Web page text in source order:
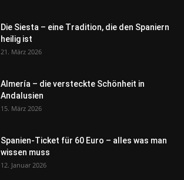
Die Siesta – eine Tradition, die den Spaniern
heilig ist
21. März 2026
Almería – die versteckte Schönheit in
Andalusien
15. März 2026
Spanien-Ticket für 60 Euro – alles was man
wissen muss
12. Januar 2026